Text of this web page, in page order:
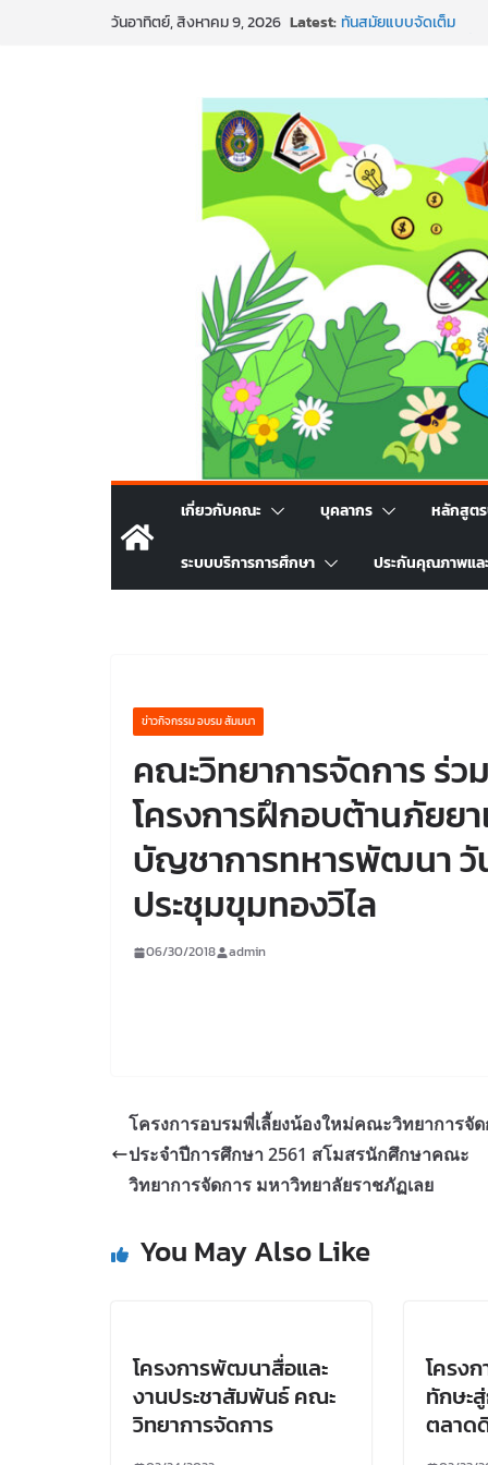
วันอาทิตย์, สิงหาคม 9, 2026 Latest:สร้าง VDO ก็ปัง แถมเขี
พาธุรกิจท้องถิ่นสู่ตลาด
SMEs ยุคนี้ ถ้าไม่ใช้ AI
เกี่ยวกับคณะ บุคลากร หลักสูต
ระบบบริการการศึกษา ประกันคุณภาพแล
ข่าวกิจกรรม อบรม สัมมนา
คณะวิทยาการจัดการ ร่
โครงการฝึกอบต้านภัยย
บัญชาการทหารพัฒนา วั
ประชุมขุมทองวิไล
06/30/2018 admin
โครงการอบรมพี่เลี้ยงน้องใหม่คณะวิทยาการจั
ประจำปีการศึกษา 2561 สโมสรนักศึกษาคณะ
วิทยาการจัดการ มหาวิทยาลัยราชภัฏเลย
You May Also Like
โครงการพัฒนาสื่อและ
งานประชาสัมพันธ์ คณะ
วิทยาการจัดการ
โครง
ทักษะ
ตลาด